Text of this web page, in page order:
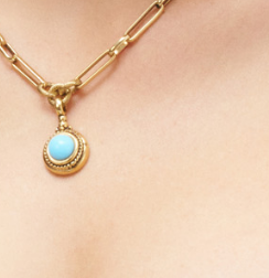
Kategoriler